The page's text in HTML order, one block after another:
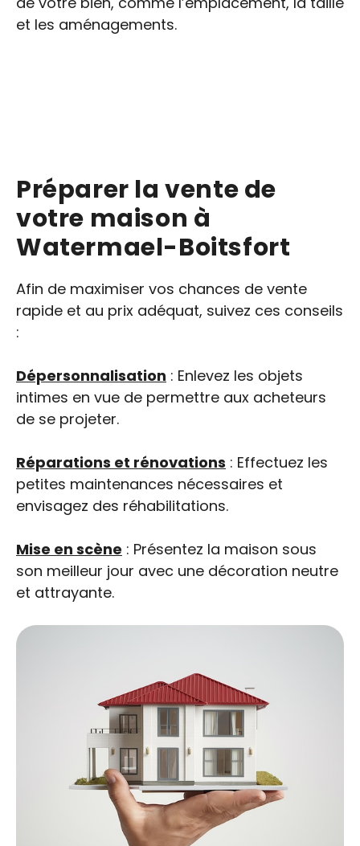
et les aménagements.
Préparer la vente de
votre maison à
Watermael-Boitsfort
Afin de maximiser vos chances de vente
rapide et au prix adéquat, suivez ces conseils
:
Dépersonnalisation : Enlevez les objets
intimes en vue de permettre aux acheteurs
de se projeter.
Réparations et rénovations : Effectuez les
petites maintenances nécessaires et
envisagez des réhabilitations.
Mise en scène : Présentez la maison sous
son meilleur jour avec une décoration neutre
et attrayante.